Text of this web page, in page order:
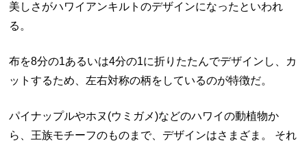
美しさがハワイアンキルトのデザインになったといわれ
る。
布を8分の1あるいは4分の1に折りたたんでデザインし、カ
ットするため、左右対称の柄をしているのが特徴だ。
パイナップルやホヌ(ウミガメ)などのハワイの動植物か
ら、王族モチーフのものまで、デザインはさまざま。 それ